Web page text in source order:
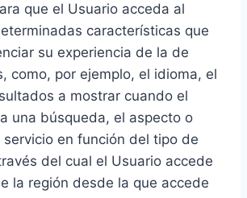
que el Usuario acceda al
características que
su experiencia de la de
como, por ejemplo, el idioma, el
a mostrar cuando el
una búsqueda, el aspecto o
en función del tipo de
del cual el Usuario accede
la región desde la que accede